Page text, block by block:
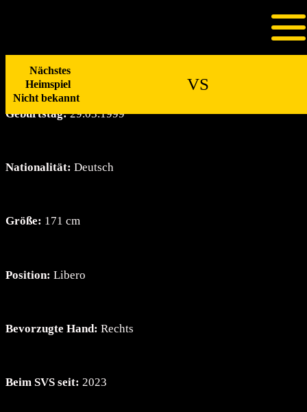
Nächstes
Heimspiel
Nicht bekannt
VS
Hendrik Hanel
Geburtstag:29.03.1999
Nationalität: Deutsch
Größe: 171 cm
Position: Libero
Bevorzugte Hand: Rechts
Beim SVS seit: 2023